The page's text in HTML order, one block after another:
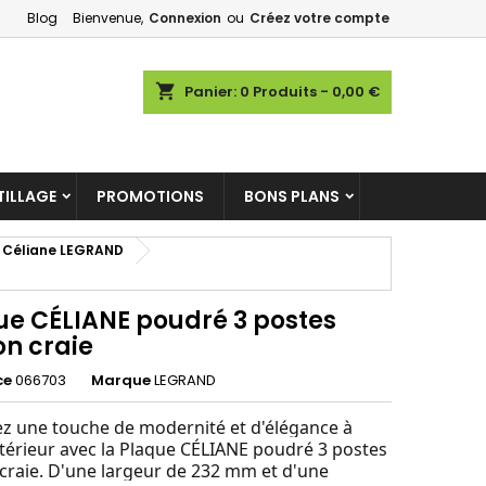
Bienvenue, Connexion ou Créez votre compte
Blog
shopping_cart Panier: 0 Produits - 0,00 €
PROMOTIONS BONS PLANS
LEGRAND
CÉLIANE poudré 3 postes
craie
066703 MarqueLEGRAND
une touche de modernité et d'élégance à
avec la Plaque CÉLIANE poudré 3 postes
D'une largeur de 232 mm et d'une